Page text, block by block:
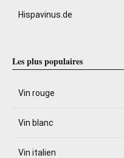
Hispavinus.de
Les plus populaires
Vin rouge
Vin blanc
Vin italien